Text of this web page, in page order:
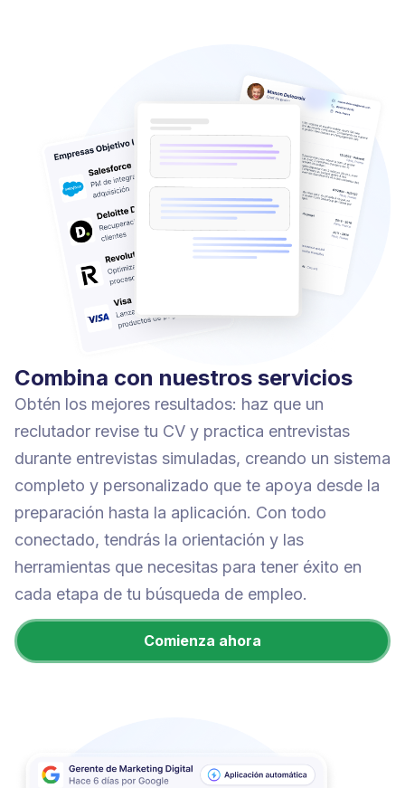
Combina con nuestros servicios
Obtén los mejores resultados: haz que un
reclutador revise tu CV y practica entrevistas
durante entrevistas simuladas, creando un sistema
completo y personalizado que te apoya desde la
preparación hasta la aplicación. Con todo
conectado, tendrás la orientación y las
herramientas que necesitas para tener éxito en
cada etapa de tu búsqueda de empleo.
Comienza ahora